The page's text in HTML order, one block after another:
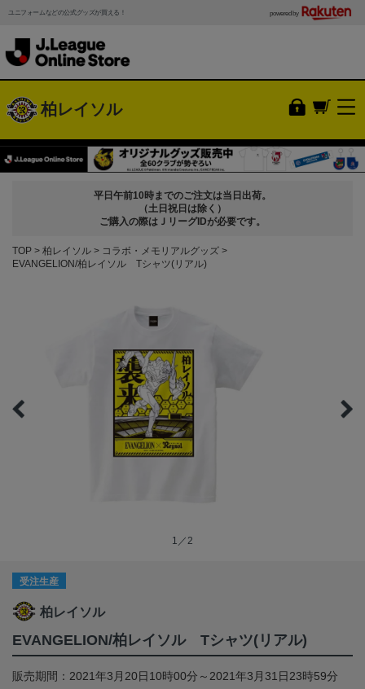
ユニフォームなどの公式グッズが買える！ powered by
柏レイソル
平日午前10時までのご注文は当日出荷。
（土日祝日は除く）
ご購入の際はＪリーグIDが必要です。
TOP 柏レイソル
コラボ・メモリアルグッズ
EVANGELION/柏レイソル Tシャツ(リアル)
1／2
受注生産
柏レイソル
EVANGELION/柏レイソル Tシャツ(リアル)
販売期間：2021年3月20日10時00分～2021年3月31日23時59分